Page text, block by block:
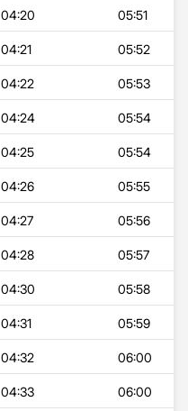
04:20 05:51
04:21 05:52
04:22 05:53
04:24 05:54
04:25 05:54
04:26 05:55
04:27 05:56
04:28 05:57
04:30 05:58
04:31 05:59
04:32 06:00
04:33 06:00